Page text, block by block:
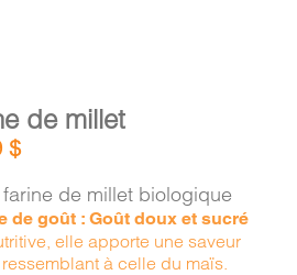
de millet
$
farine de millet biologique
de goût : Goût doux et sucré
elle apporte une saveur
à celle du maïs.